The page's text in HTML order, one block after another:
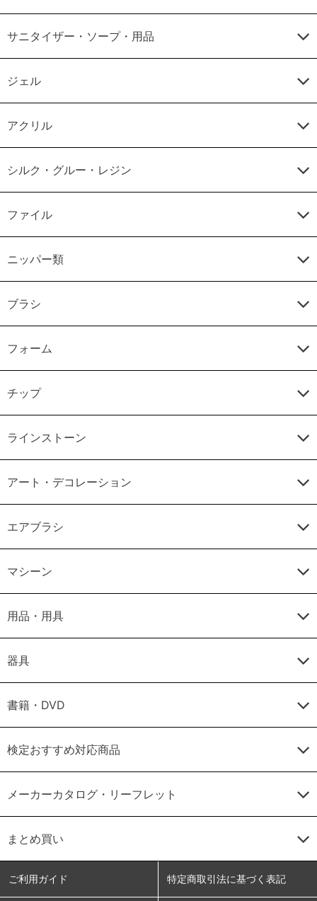
サニタイザー・ソープ・用品
ジェル
アクリル
シルク・グルー・レジン
ファイル
ニッパー類
ブラシ
フォーム
チップ
ラインストーン
アート・デコレーション
エアブラシ
マシーン
用品・用具
器具
書籍・DVD
検定おすすめ対応商品
メーカーカタログ・リーフレット
まとめ買い
ご利用ガイド 特定商取引法に基づく表記